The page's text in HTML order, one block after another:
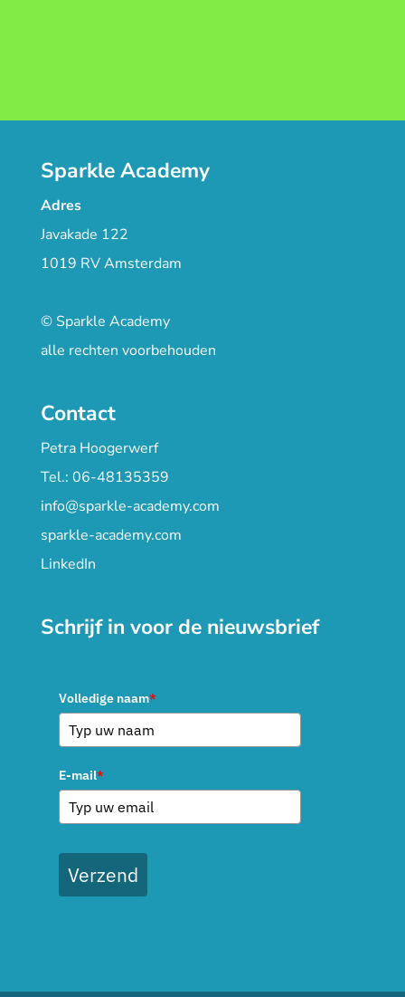
Sparkle Academy
Adres
Javakade 122
1019 RV Amsterdam
© Sparkle Academy
alle rechten voorbehouden
Contact
Petra Hoogerwerf
Tel.: 06-48135359
info@sparkle-academy.com
sparkle-academy.com
LinkedIn
Schrijf in voor de nieuwsbrief
Volledige naam*
E-mail*
Verzend